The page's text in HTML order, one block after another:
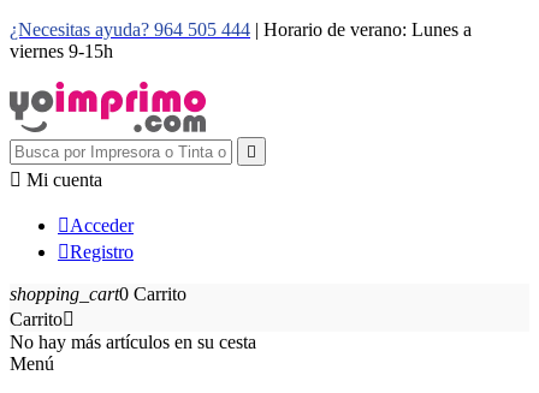
¿Necesitas ayuda? 964 505 444 | Horario de verano: Lunes a
viernes 9-15h

 Mi cuenta
Acceder
Registro
shopping_cart0 Carrito
Carrito
No hay más artículos en su cesta
Menú